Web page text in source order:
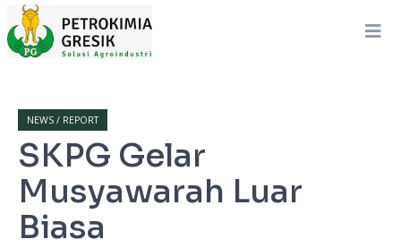
NEWS / REPORT
SKPG Gelar
Musyawarah Luar
Biasa